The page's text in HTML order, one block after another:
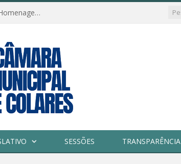
Câmara Municipal de Colares realiza Sessão Solene em Homenagem ao Dia das Mães
SESSÕES TRANSPARÊNCIA